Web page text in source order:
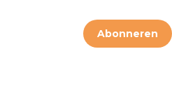
Abonneren